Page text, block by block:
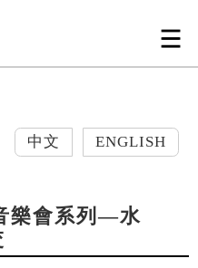
中文 ENGLISH
樂會系列—水